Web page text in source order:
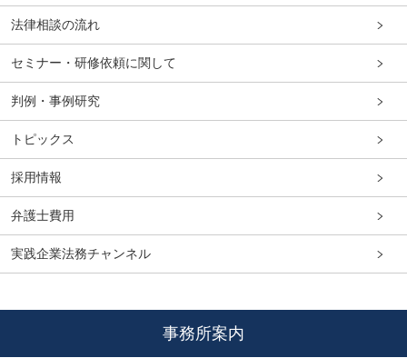
法律相談の流れ
セミナー・研修依頼に関して
判例・事例研究
トピックス
採用情報
弁護士費用
実践企業法務チャンネル
事務所案内